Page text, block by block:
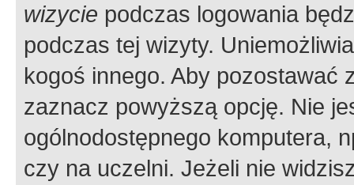
wizycie podczas logowania
podczas tej wizyty.
kogoś innego. Aby pozostawać
zaznacz powyższą opcję. Nie
ogólnodostępnego komputera,
czy na uczelni. Jeżeli nie